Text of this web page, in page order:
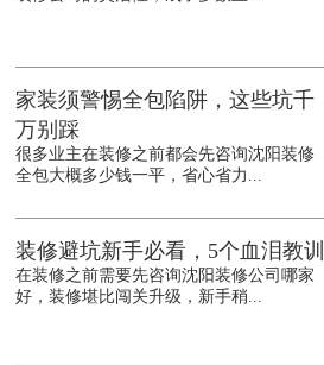
家装须警惕全包陷阱，这些坑千
万别踩
很多业主在装修之前都会先咨询沈阳装修
全包大概多少钱一平，省心省力...
装修避坑新手必看，5个血泪教训
在装修之前需要先咨询沈阳装修公司哪家
好，装修堪比闯关升级，新手稍...